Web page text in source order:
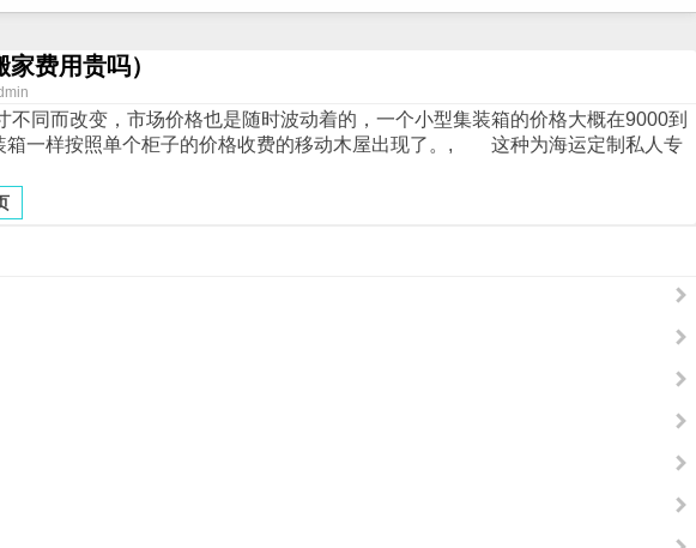
费用贵吗）
不同而改变，市场价格也是随时波动着的，一个小型集装箱的价格大概在9000到
一样按照单个柜子的价格收费的移动木屋出现了。, 这种为海运定制私人专